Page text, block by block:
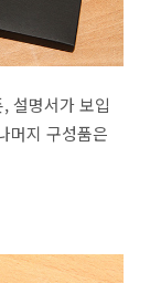
설명서가 보입
머지 구성품은